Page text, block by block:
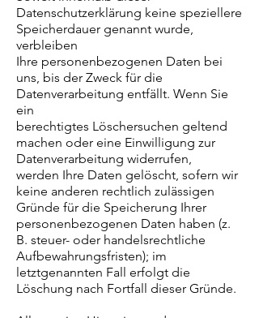
Datenschutzerklärung keine speziellere
Speicherdauer genannt wurde,
verbleiben
Ihre personenbezogenen Daten bei
uns, bis der Zweck für die
Datenverarbeitung entfällt. Wenn Sie
ein
berechtigtes Löschersuchen geltend
machen oder eine Einwilligung zur
Datenverarbeitung widerrufen,
werden Ihre Daten gelöscht, sofern wir
keine anderen rechtlich zulässigen
Gründe für die Speicherung Ihrer
personenbezogenen Daten haben (z.
B. steuer- oder handelsrechtliche
Aufbewahrungsfristen); im
letztgenannten Fall erfolgt die
Löschung nach Fortfall dieser Gründe.